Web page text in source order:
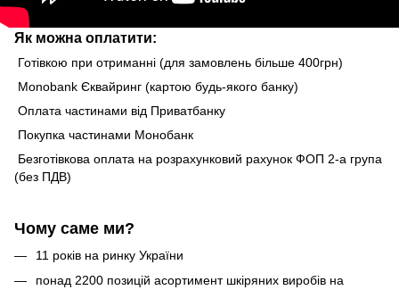
Як можна оплатити:
Готівкою при отриманні (для замовлень більше 400грн)
Monobank Єквайринг (картою будь-якого банку)
Оплата частинами від Приватбанку
Покупка частинами Монобанк
Безготівкова оплата на розрахунковий рахунок ФОП 2-а група
(без ПДВ)
Чому саме ми?
11 років на ринку України
понад 2200 позицій асортимент шкіряних виробів на